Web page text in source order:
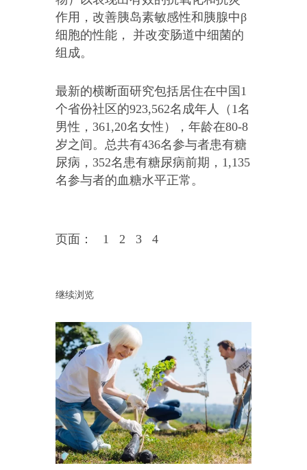
作用，改善胰岛素敏感性和胰腺中β
细胞的性能， 并改变肠道中细菌的
组成。
最新的横断面研究包括居住在中国1
个省份社区的923,562名成年人（1名
男性，361,20名女性），年龄在80-8
岁之间。总共有436名参与者患有糖
尿病，352名患有糖尿病前期，1,135
名参与者的血糖水平正常。
页面： 1 2 3 4
继续浏览